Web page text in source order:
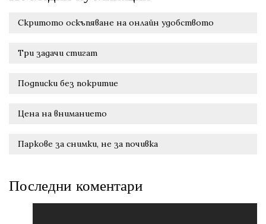
Скритото оскъпяване на онлайн удобството
Три задачи стигат
Подписки без покритие
Цена на вниманието
Паркове за снимки, не за почивка
Последни коментари